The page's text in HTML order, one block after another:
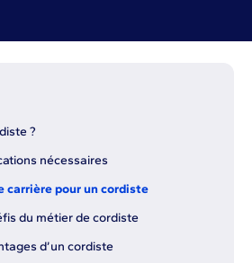
?
nécessaires
carrière pour un cordiste
du métier de cordiste
d’un cordiste